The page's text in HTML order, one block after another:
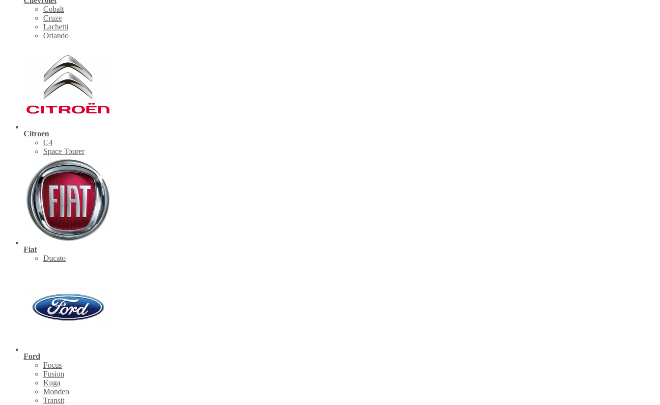
Cobalt
Cruze
Lachetti
Orlando
Citroen
C4
Space Tourer
Fiat
Ducato
Ford
Focus
Fusion
Kuga
Mondeo
Transit